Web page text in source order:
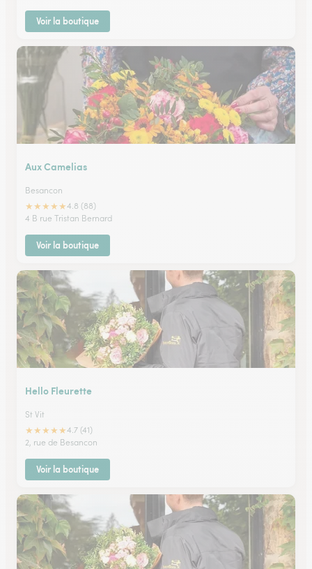
Voir la boutique
Aux Camelias
Besancon
★★★★★4.8 (88)
4 B rue Tristan Bernard
Voir la boutique
Hello Fleurette
St Vit
★★★★★4.7 (41)
2, rue de Besancon
Voir la boutique